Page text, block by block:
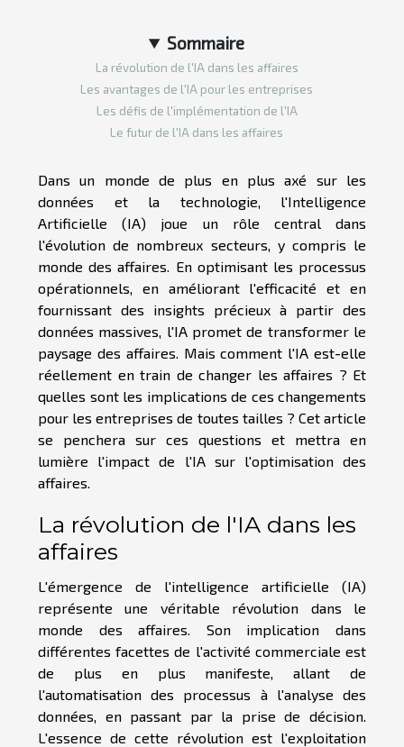
Sommaire
La révolution de l'IA dans les affaires
Les avantages de l'IA pour les entreprises
Les défis de l'implémentation de l'IA
Le futur de l'IA dans les affaires
Dans un monde de plus en plus axé sur les
données et la technologie, l'Intelligence
Artificielle (IA) joue un rôle central dans
l'évolution de nombreux secteurs, y compris le
monde des affaires. En optimisant les processus
opérationnels, en améliorant l'efficacité et en
fournissant des insights précieux à partir des
données massives, l'IA promet de transformer le
paysage des affaires. Mais comment l'IA est-elle
réellement en train de changer les affaires ? Et
quelles sont les implications de ces changements
pour les entreprises de toutes tailles ? Cet article
se penchera sur ces questions et mettra en
lumière l'impact de l'IA sur l'optimisation des
affaires.
La révolution de l'IA dans les
affaires
L'émergence de l'intelligence artificielle (IA)
représente une véritable révolution dans le
monde des affaires. Son implication dans
différentes facettes de l'activité commerciale est
de plus en plus manifeste, allant de
l'automatisation des processus à l'analyse des
données, en passant par la prise de décision.
L'essence de cette révolution est l'exploitation